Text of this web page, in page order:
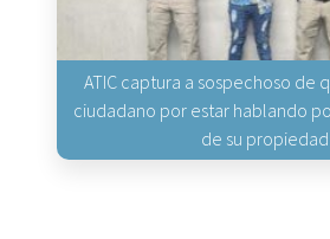
ATIC captura a sospechoso de
ciudadano por estar hablando
de su propiedad